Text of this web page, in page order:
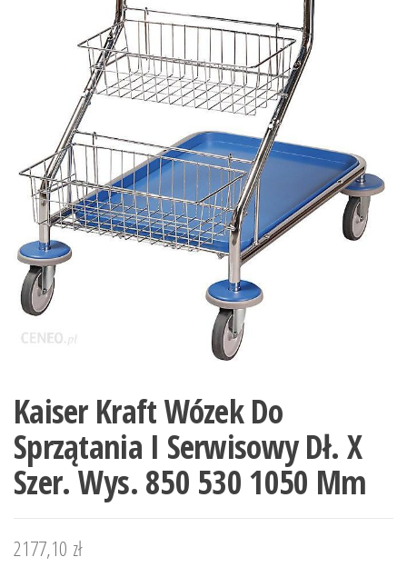
Kaiser Kraft Wózek Do
Sprzątania I Serwisowy Dł. X
Szer. Wys. 850 530 1050 Mm
2177,10 zł